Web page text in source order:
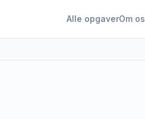
Alle opgaverOm os